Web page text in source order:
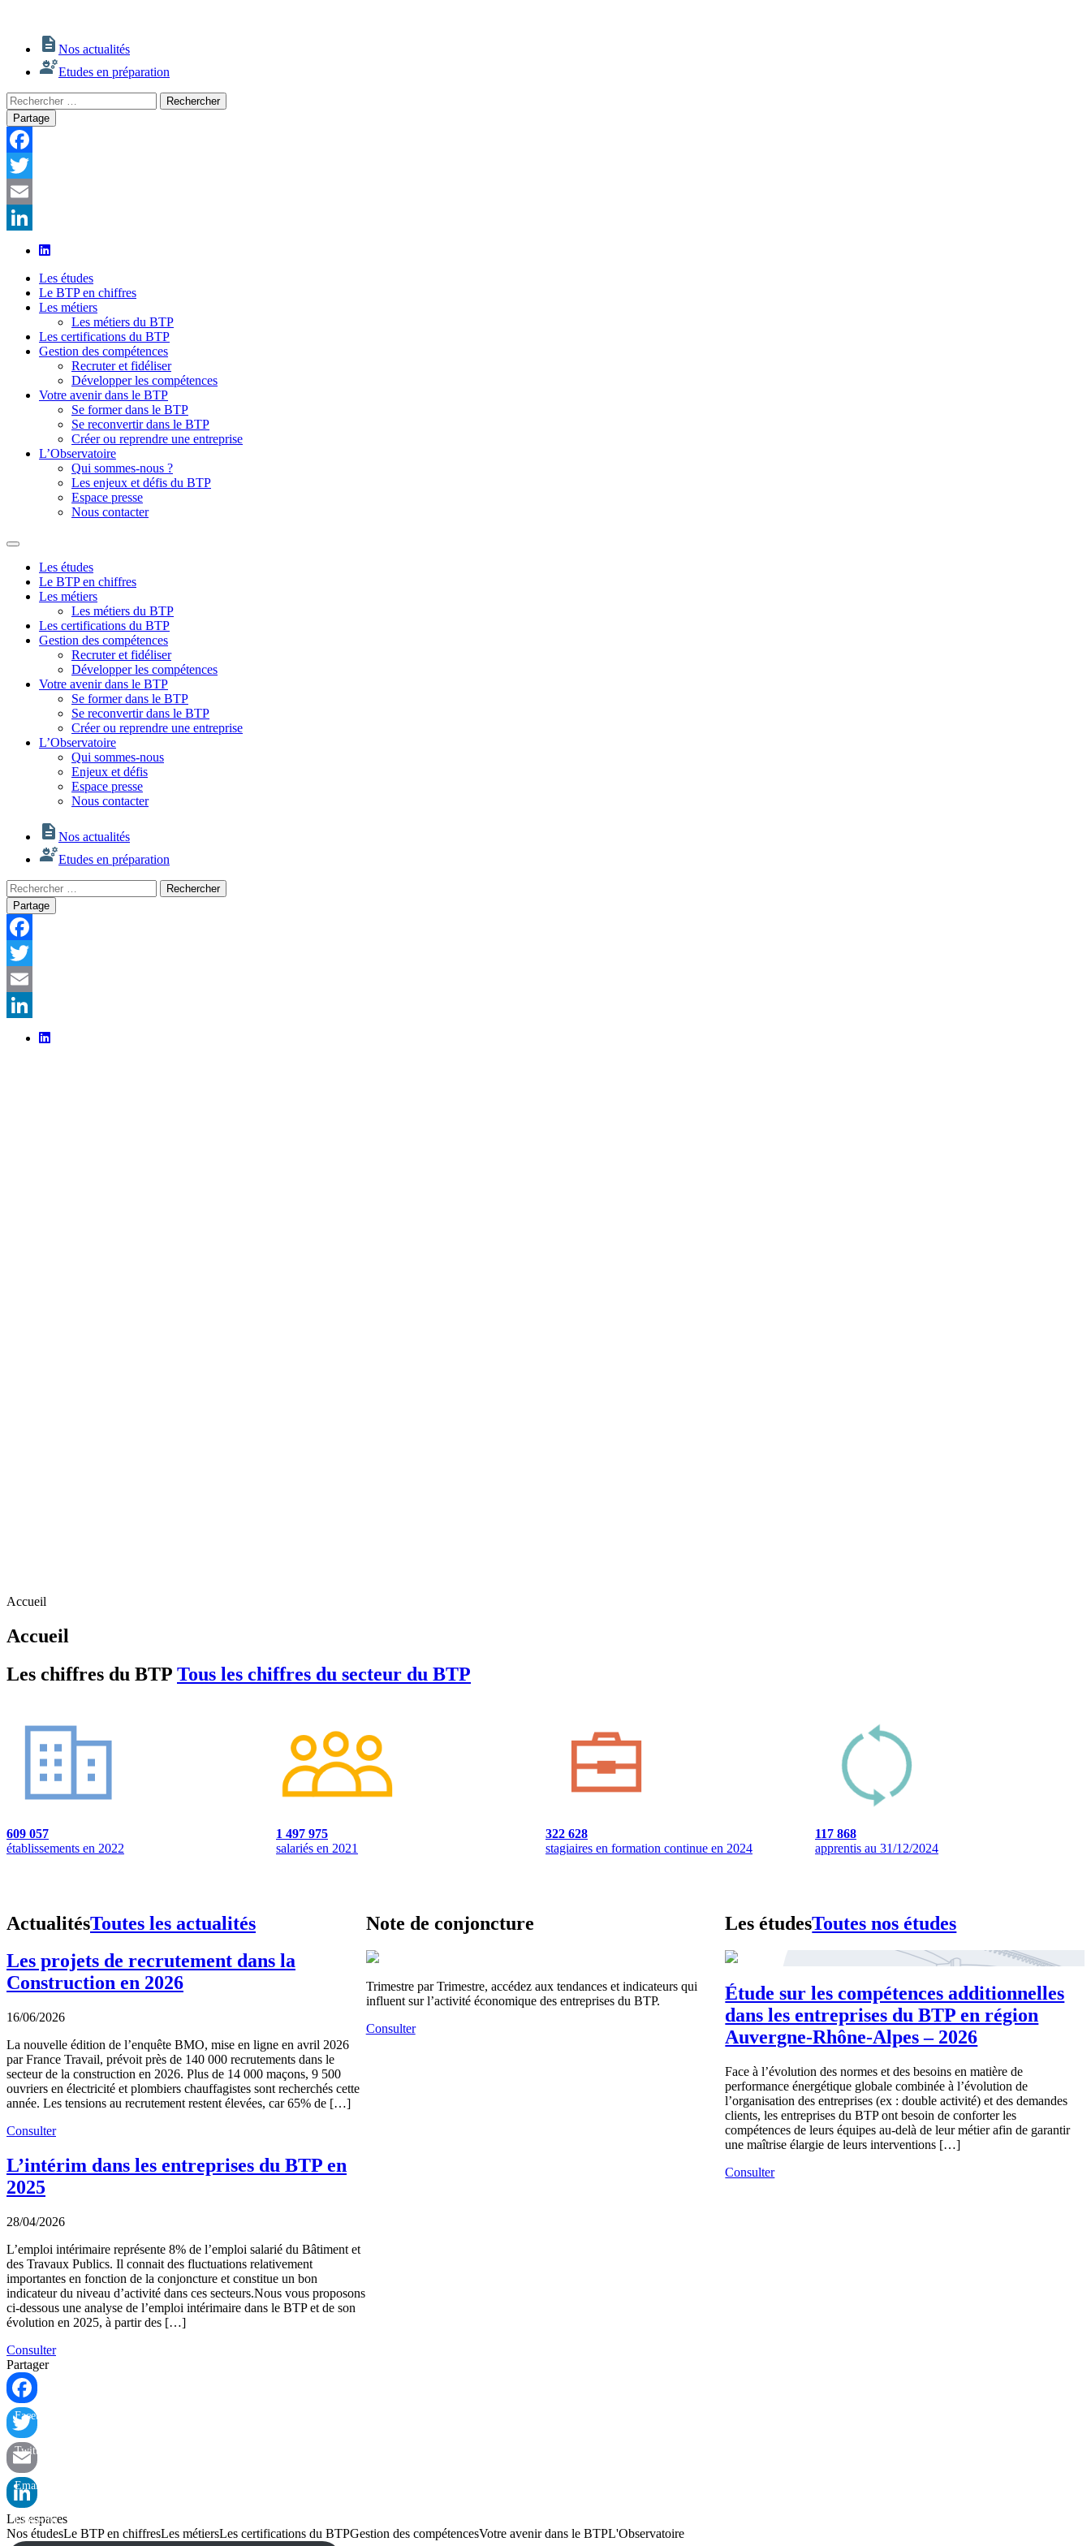
Nos actualités
Etudes en préparation
Rechercher
:
Rechercher
Partage
Facebook
Twitter
Email
LinkedIn
Les études
Le BTP en chiffres
Les métiers
Les métiers du BTP
Les certifications du BTP
Gestion des compétences
Recruter et fidéliser
Développer les compétences
Votre avenir dans le BTP
Se former dans le BTP
Se reconvertir dans le BTP
Créer ou reprendre une entreprise
L’Observatoire
Qui sommes-nous ?
Les enjeux et défis du BTP
Espace presse
Nous contacter
Les études
Le BTP en chiffres
Les métiers
Les métiers du BTP
Les certifications du BTP
Gestion des compétences
Recruter et fidéliser
Développer les compétences
Votre avenir dans le BTP
Se former dans le BTP
Se reconvertir dans le BTP
Créer ou reprendre une entreprise
L’Observatoire
Qui sommes-nous
Enjeux et défis
Espace presse
Nous contacter
Nos actualités
Etudes en préparation
Rechercher
:
Rechercher
Partage
Facebook
Twitter
Email
LinkedIn
Accueil
Accueil
Les chiffres du BTP Tous les chiffres du secteur du BTP
609 057
établissements en 2022
1 497 975
salariés en 2021
322 628
stagiaires en formation continue en 2024
117 868
apprentis au 31/12/2024
ActualitésToutes les actualités
Les projets de recrutement dans la
Construction en 2026
16/06/2026
La nouvelle édition de l’enquête BMO, mise en ligne en avril 2026
par France Travail, prévoit près de 140 000 recrutements dans le
secteur de la construction en 2026. Plus de 14 000 maçons, 9 500
ouvriers en électricité et plombiers chauffagistes sont recherchés cette
année. Les tensions au recrutement restent élevées, car 65% de […]
Consulter
L’intérim dans les entreprises du BTP en
2025
28/04/2026
L’emploi intérimaire représente 8% de l’emploi salarié du Bâtiment et
des Travaux Publics. Il connait des fluctuations relativement
importantes en fonction de la conjoncture et constitue un bon
indicateur du niveau d’activité dans ces secteurs.Nous vous proposons
ci-dessous une analyse de l’emploi intérimaire dans le BTP et de son
évolution en 2025, à partir des […]
Consulter
Note de conjoncture
Trimestre par Trimestre, accédez aux tendances et indicateurs qui
influent sur l’activité économique des entreprises du BTP.
Consulter
Les étudesToutes nos études
Étude sur les compétences additionnelles
dans les entreprises du BTP en région
Auvergne-Rhône-Alpes – 2026
Face à l’évolution des normes et des besoins en matière de
performance énergétique globale combinée à l’évolution de
l’organisation des entreprises (ex : double activité) et des demandes
clients, les entreprises du BTP ont besoin de conforter les
compétences de leurs équipes au-delà de leur métier afin de garantir
une maîtrise élargie de leurs interventions […]
Consulter
Partager
Facebook
Twitter
Email
LinkedIn
Les espaces
Nos étudesLe BTP en chiffresLes métiersLes certifications du BTPGestion des compétencesVotre avenir dans le BTPL'Observatoire